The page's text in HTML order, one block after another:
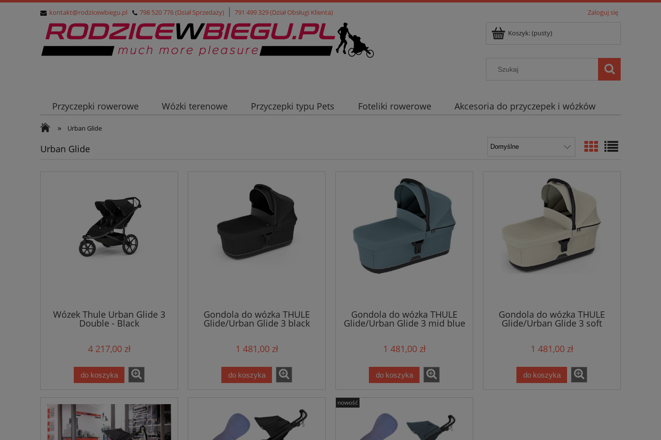
kontakt@rodzicewbiegu.pl 798 520 776 (Dział Sprzedaży) 791 499 329 (Dział Obsługi Klienta) Zaloguj się
Koszyk:(pusty)
Przyczepki rowerowe Wózki terenowe Przyczepki typu Pets Foteliki rowerowe
Akcesoria do przyczepek i wózków
Przyczepki turystyczne (cargo)
» Urban Glide
Urban Glide
Wózek Thule Urban Glide 3
Double - Black
4 217,00 zł
do koszyka
Gondola do wózka THULE
Glide/Urban Glide 3 black
1 481,00 zł
do koszyka
Gondola do wózka THULE
Glide/Urban Glide 3 mid blue
1 481,00 zł
do koszyka
Gondola do wózka THULE
Glide/Urban Glide 3 soft
1 481,00 zł
do koszyka
nowość